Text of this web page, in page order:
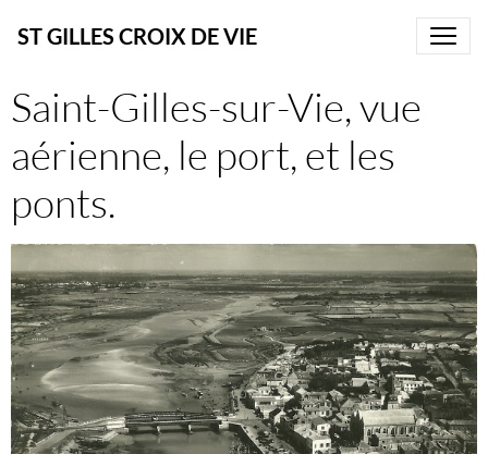
ST GILLES CROIX DE VIE
Saint-Gilles-sur-Vie, vue
aérienne, le port, et les
ponts.